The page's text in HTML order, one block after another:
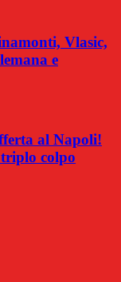
Vlasic,
e
al Napoli!
colpo